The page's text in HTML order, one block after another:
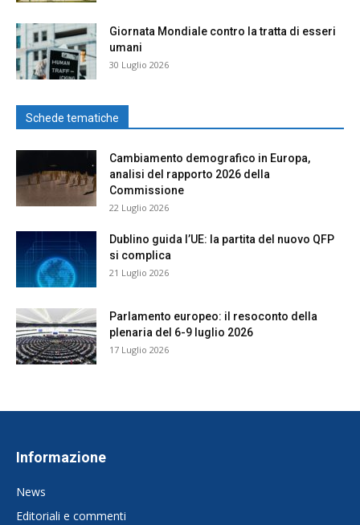
Giornata Mondiale contro la tratta di esseri
umani
30 Luglio 2026
Schede tematiche
Cambiamento demografico in Europa,
analisi del rapporto 2026 della
Commissione
22 Luglio 2026
Dublino guida l’UE: la partita del nuovo QFP
si complica
21 Luglio 2026
Parlamento europeo: il resoconto della
plenaria del 6-9 luglio 2026
17 Luglio 2026
Informazione
News
Editoriali e commenti